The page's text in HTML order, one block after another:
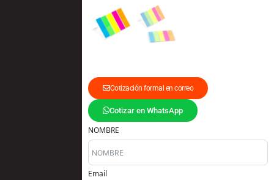
Cotización formal en correo
Cotizar en WhatsApp
NOMBRE
Email